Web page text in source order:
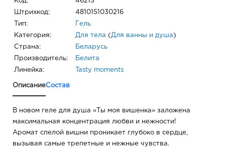
Штрихкод: 4810151030216
Тип: Гель
Категория: Для тела ( Для ванны и душа )
Страна: Беларусь
Производитель: Белита
Линейка: Tasty moments
ОписаниеСостав
В новом геле для душа «Ты моя вишенка» заложена
максимальная концентрация любви и нежности!
Аромат спелой вишни проникает глубоко в сердце,
вызывая самые трепетные и нежные чувства.